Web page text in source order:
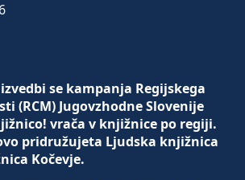
se kampanja Regijskega
(RCM) Jugovzhodne Slovenije
vrača v knjižnice po regiji.
pridružujeta Ljudska knjižnica
Kočevje.